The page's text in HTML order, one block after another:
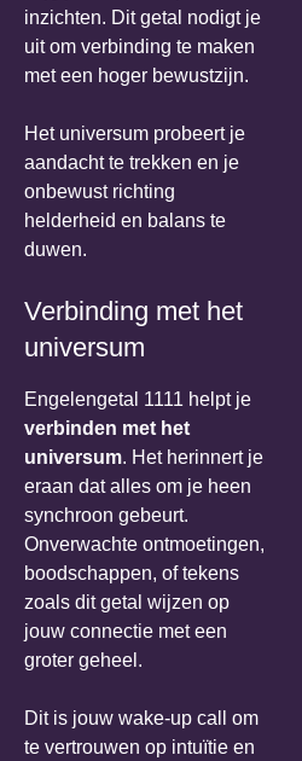
inzichten. Dit getal nodigt je
uit om verbinding te maken
met een hoger bewustzijn.
Het universum probeert je
aandacht te trekken en je
onbewust richting
helderheid en balans te
duwen.
Verbinding met het
universum
Engelengetal 1111 helpt je
verbinden met het
universum. Het herinnert je
eraan dat alles om je heen
synchroon gebeurt.
Onverwachte ontmoetingen,
boodschappen, of tekens
zoals dit getal wijzen op
jouw connectie met een
groter geheel.
Dit is jouw wake-up call om
te vertrouwen op intuïtie en